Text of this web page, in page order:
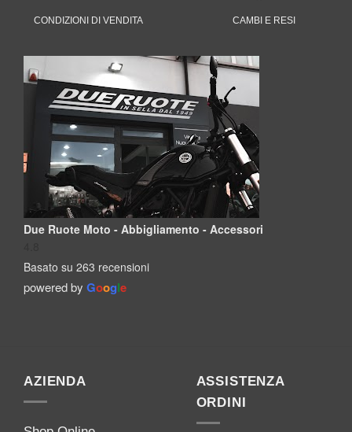
CONDIZIONI DI VENDITA CAMBI E RESI
Due Ruote Moto - Abbigliamento - Accessori
Basato su 263 recensioni
powered by Google
AZIENDA
ASSISTENZA
ORDINI